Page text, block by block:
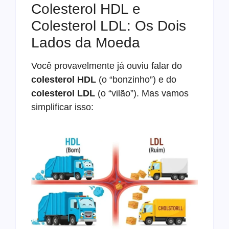
Colesterol HDL e
Colesterol LDL: Os Dois
Lados da Moeda
Você provavelmente já ouviu falar do
colesterol HDL (o “bonzinho”) e do
colesterol LDL (o “vilão”). Mas vamos
simplificar isso: